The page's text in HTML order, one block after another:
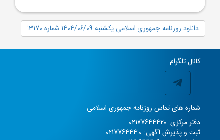
دانلود روزنامه جمهوری اسلامی یکشنبه 1404/06/09 شماره 13170
کانال تلگرام
شماره های تماس روزنامه جمهوری اسلامی
دفتر مرکزی: 02177644420
ثبت و پذیرش آگهی: 02177644410